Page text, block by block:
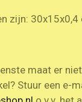
zijn: 30x15x0,4
maat er
Stuur een e-